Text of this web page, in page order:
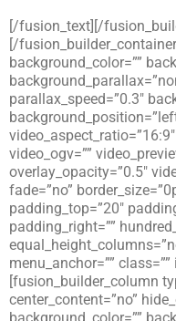
[/fusion_text][/
[/
background_color=””
parallax_speed=”0.3″
video_ogv=””
overlay_opacity=”0.5″
fade=”no”
padding_top=”20″
padding_right=””
menu_anchor=””
[fusion_builder_column
center_content=”no”